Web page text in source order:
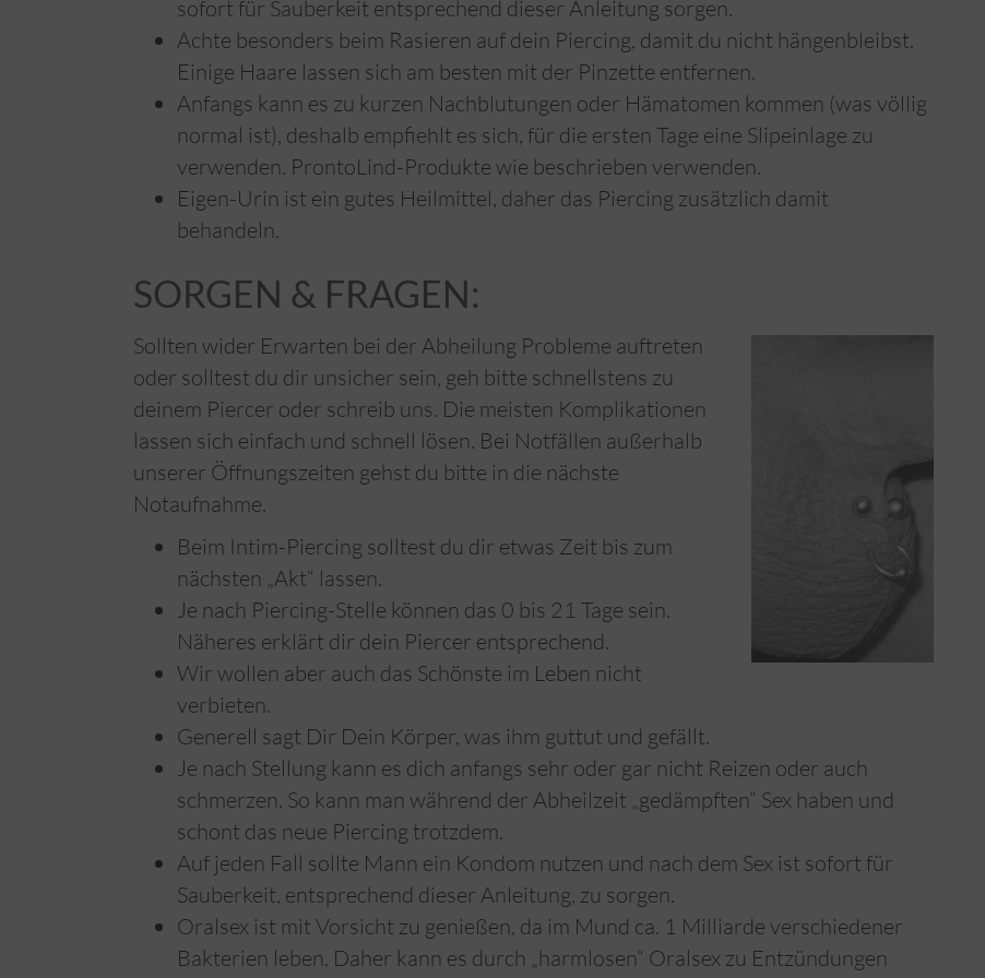
sofort für Sauberkeit entsprechend dieser Anleitung sorgen.
Achte besonders beim Rasieren auf dein Piercing, damit du nicht hängenbleibst.
Einige Haare lassen sich am besten mit der Pinzette entfernen.
Anfangs kann es zu kurzen Nachblutungen oder Hämatomen kommen (was völlig
normal ist), deshalb empfiehlt es sich, für die ersten Tage eine Slipeinlage zu
verwenden. ProntoLind-Produkte wie beschrieben verwenden.
Eigen-Urin ist ein gutes Heilmittel, daher das Piercing zusätzlich damit
behandeln.
SORGEN & FRAGEN:
Sollten wider Erwarten bei der Abheilung Probleme auftreten
oder solltest du dir unsicher sein, geh bitte schnellstens zu
deinem Piercer oder schreib uns. Die meisten Komplikationen
lassen sich einfach und schnell lösen. Bei Notfällen außerhalb
unserer Öffnungszeiten gehst du bitte in die nächste
Notaufnahme.
Beim Intim-Piercing solltest du dir etwas Zeit bis zum
nächsten „Akt“ lassen.
Je nach Piercing-Stelle können das 0 bis 21 Tage sein.
Näheres erklärt dir dein Piercer entsprechend.
Wir wollen aber auch das Schönste im Leben nicht
verbieten.
Generell sagt Dir Dein Körper, was ihm guttut und gefällt.
Je nach Stellung kann es dich anfangs sehr oder gar nicht Reizen oder auch
schmerzen. So kann man während der Abheilzeit „gedämpften“ Sex haben und
schont das neue Piercing trotzdem.
Auf jeden Fall sollte Mann ein Kondom nutzen und nach dem Sex ist sofort für
Sauberkeit, entsprechend dieser Anleitung, zu sorgen.
Oralsex ist mit Vorsicht zu genießen, da im Mund ca. 1 Milliarde verschiedener
Bakterien leben. Daher kann es durch „harmlosen“ Oralsex zu Entzündungen